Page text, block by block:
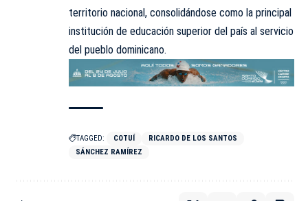
territorio nacional, consolidándose como la principal
institución de educación superior del país al servicio
del pueblo dominicano.
TAGGED: COTUÍ
RICARDO DE LOS SANTOS
SÁNCHEZ RAMÍREZ